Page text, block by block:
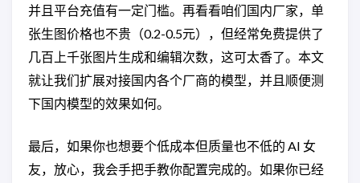
并且平台充值有一定门槛。再看看咱们国内厂家，单
张生图价格也不贵（0.2-0.5元），但经常免费提供了
几百上千张图片生成和编辑次数，这可太香了。本文
就让我们扩展对接国内各个厂商的模型，并且顺便测
下国内模型的效果如何。
最后，如果你也想要个低成本但质量也不低的 AI 女
友，放心，我会手把手教你配置完成的。如果你已经